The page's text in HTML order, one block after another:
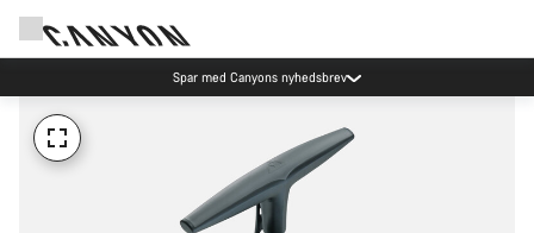
Spar med Canyons nyhedsbrev